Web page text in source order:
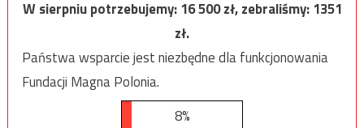
W sierpniu potrzebujemy:16 500zł, zebraliśmy:1351
zł.
Państwa wsparcie jest niezbędne dla funkcjonowania
Fundacji Magna Polonia.
8%